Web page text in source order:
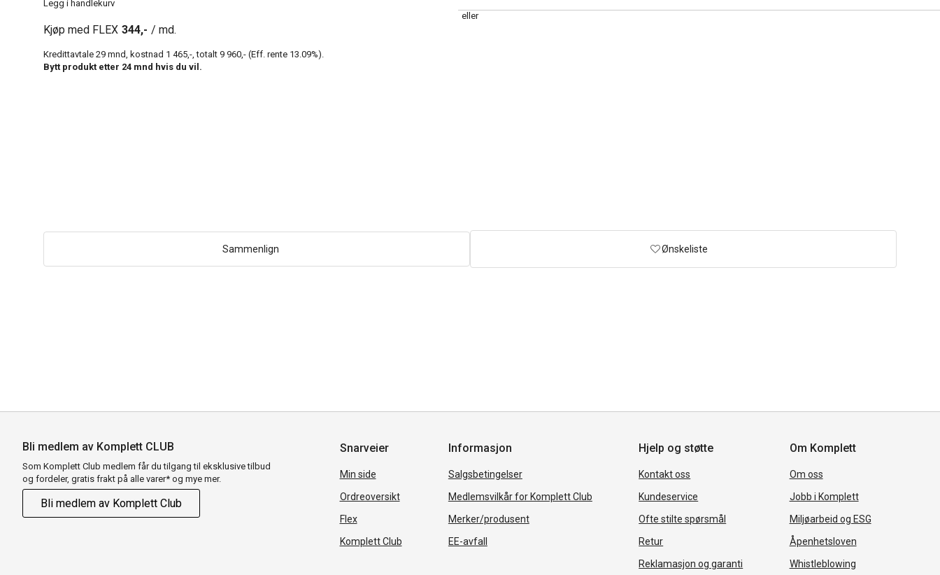
Legg i handlekurv
eller
Kjøp med FLEX 344,- / md.
Kredittavtale 29 mnd, kostnad 1 465,- , totalt 9 960,- (Eff. rente 13.09%).
Bytt produkt etter 24 mnd hvis du vil.
Sammenlign Ønskeliste
Bli medlem av Komplett CLUB
Som Komplett Club medlem får du tilgang til eksklusive tilbud
og fordeler, gratis frakt på alle varer* og mye mer.
Bli medlem av Komplett Club
Snarveier
Min side
Ordreoversikt
Flex
Komplett Club
Informasjon
Salgsbetingelser
Medlemsvilkår for Komplett Club
Merker/produsent
EE-avfall
Hjelp og støtte
Kontakt oss
Kundeservice
Ofte stilte spørsmål
Retur
Reklamasjon og garanti
Om Komplett
Om oss
Jobb i Komplett
Miljøarbeid og ESG
Åpenhetsloven
Whistleblowing